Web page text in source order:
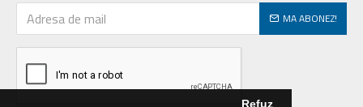
Refuz
MA ABONEZ!